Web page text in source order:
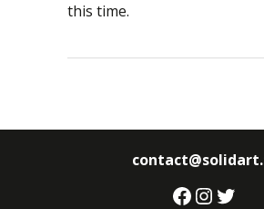
this time.
Facebook